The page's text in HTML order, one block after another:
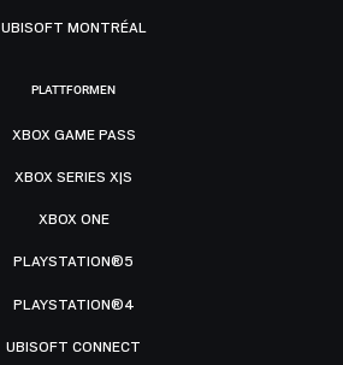
UBISOFT MONTRÉAL
PLATTFORMEN
XBOX GAME PASS
XBOX SERIES X|S
XBOX ONE
PLAYSTATION®5
PLAYSTATION®4
UBISOFT CONNECT